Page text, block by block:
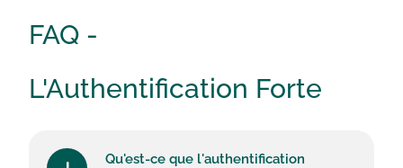
FAQ -
L'Authentification Forte
Qu'est-ce que l'authentification